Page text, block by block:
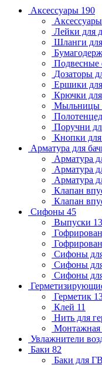
Аксессуары 190
Лейки для
Шланги
Подвесные
Дозаторы
Ершики для
Крючки
Мыльницы
Поручни
Кнопки
Арматура для
Арматура
Арматура
Арматура
Клапан
Клапан
Сифоны 45
Выпуски 13
Сифоны
Сифоны
Сифоны
Герметик
Клей 11
Нить для
Монтажная
Увлажнители
Баки 82
Баки для